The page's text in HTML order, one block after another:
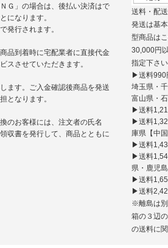
Ｇ」の場合は、後払い決済はで
になります。
発行されます。
品到着時に宅配業者に直接代金
スさせていただきます。
ます。ご入金確認後商品を発送
となります。
のお客様には、注文者の氏名
収書を発行して、商品とともに
送料・配送
発送は基
型商品は
30,000円
指定下さい
▶送料990
埼玉県・
富山県・
▶送料
▶送料
庫県【中
▶送料
▶送料
県・鹿児
▶送料
▶送料
※離島は別
箱の３辺
の送料に